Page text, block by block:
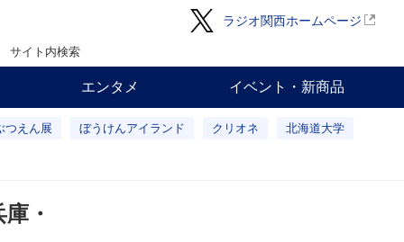
ラジオ関西ホームページ
サイト内検索
エンタメ イベント・新商品
つえん展 ぼうけんアイランド クリオネ 北海道大学
・